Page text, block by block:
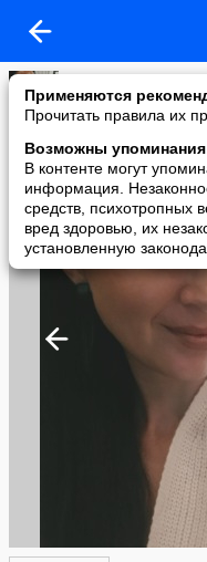
Применяются
Прочитать правила их
Возможны упоминания
В контенте могут
информация.
средств, психотропных
вред здоровью, их
установленную
Азалия
added a photo
08 Aug в 20:33